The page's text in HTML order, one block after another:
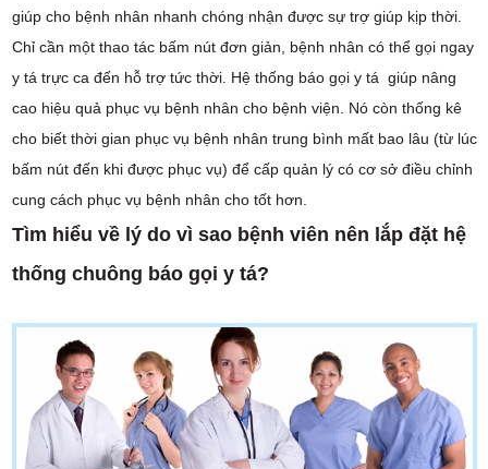
giúp cho bệnh nhân nhanh chóng nhận được sự trợ giúp kịp thời.
Chỉ cần một thao tác bấm nút đơn giản, bệnh nhân có thể gọi ngay
y tá trực ca đến hỗ trợ tức thời. Hệ thống báo gọi y tá giúp nâng
cao hiệu quả phục vụ bệnh nhân cho bệnh viện. Nó còn thống kê
cho biết thời gian phục vụ bệnh nhân trung bình mất bao lâu (từ lúc
bấm nút đến khi được phục vụ) để cấp quản lý có cơ sở điều chỉnh
cung cách phục vụ bệnh nhân cho tốt hơn.
Tìm hiểu về lý do vì sao bệnh viên nên lắp đặt hệ
thống chuông báo gọi y tá?